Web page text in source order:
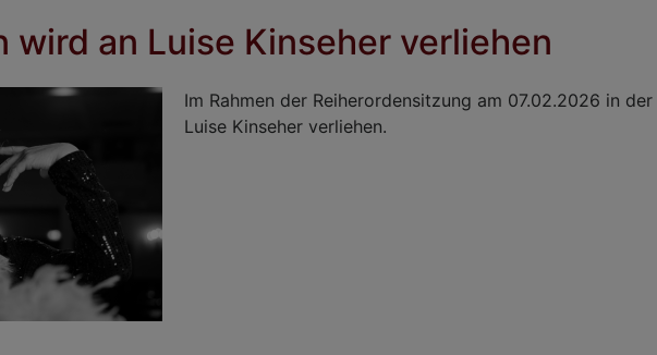
wird an Luise Kinseher verliehen
Im Rahmen der Reiherordensitzung am 07.02.2026 in
Luise Kinseher verliehen.